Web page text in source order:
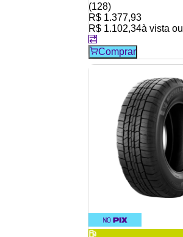
(128)
R$ 1.377,93
R$ 1.102,34à vista ou
Comprar